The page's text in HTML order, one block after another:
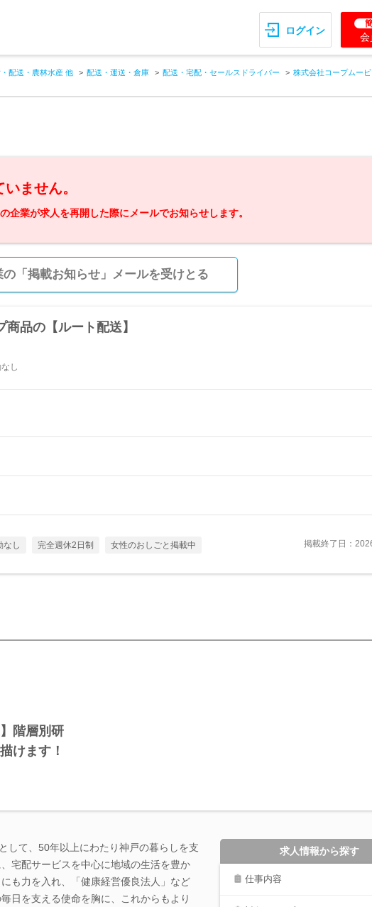
ログイン
会
配送・農林水産 他 配送・運送・倉庫 配送・宅配・セールスドライバー 株式会社コープムー
ません。
企業が求人を再開した際にメールでお知らせします。
の「掲載お知らせ」メールを受けとる
品の【ルート配送】
し
なし 完全週休2日制 女性のおしごと掲載中 掲載終了日：
階層別研
けます！
して、50年以上にわたり神戸の暮らしを支
宅配サービスを中心に地域の生活を豊か
も力を入れ、「健康経営優良法人」など
日を支える使命を胸に、これからもより
求人情報から探す
仕事内容